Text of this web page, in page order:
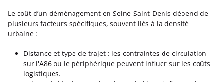
Le coût d’un déménagement en Seine-Saint-Denis dépend de
plusieurs facteurs spécifiques, souvent liés à la densité
urbaine :
Distance et type de trajet : les contraintes de circulation
sur l'A86 ou le périphérique peuvent influer sur les coûts
logistiques.